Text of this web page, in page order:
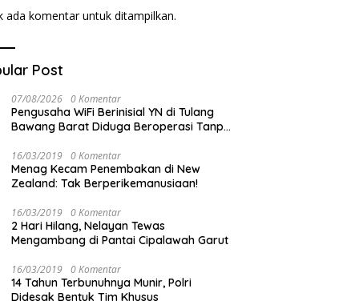
ada komentar untuk ditampilkan.
Post
07/08/2026 0 Komentar
Pengusaha WiFi Berinisial YN di Tulang
Bawang Barat Diduga Beroperasi Tanpa
16/03/2019 0 Komentar
Menag Kecam Penembakan di New
Zealand: Tak Berperikemanusiaan!
16/03/2019 0 Komentar
2 Hari Hilang, Nelayan Tewas
Mengambang di Pantai Cipalawah Garut
16/03/2019 0 Komentar
14 Tahun Terbunuhnya Munir, Polri
Didesak Bentuk Tim Khusus